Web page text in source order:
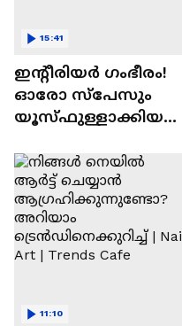
ഇന്റീരിയർ ഗംഭീരം!
ഓരോ സ്‌പേസും
യൂസ്ഫുള്ളാക്കിയ
15:41
11:10